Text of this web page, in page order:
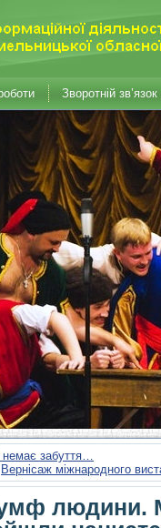
Зворотній зв’язок
немає забуття…
Вернісаж міжнародного
людини.